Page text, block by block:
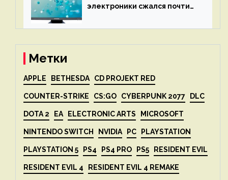
электроники сжался почти
Метки
APPLE BETHESDA CD PROJEKT RED
COUNTER-STRIKE CS:GO CYBERPUNK 2077 DLC
DOTA 2 EA ELECTRONIC ARTS MICROSOFT
NINTENDO SWITCH NVIDIA PC PLAYSTATION
PLAYSTATION 5 PS4 PS4 PRO PS5 RESIDENT EVIL
RESIDENT EVIL 4 RESIDENT EVIL 4 REMAKE